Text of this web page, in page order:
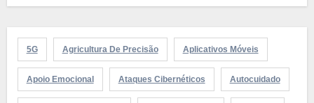
5G Agricultura De Precisão Aplicativos Móveis
Apoio Emocional Ataques Cibernéticos Autocuidado